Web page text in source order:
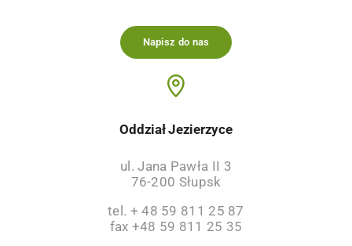
Napisz do nas
Oddział Jezierzyce
ul. Jana Pawła II 3
76-200 Słupsk
tel. + 48 59 811 25 87
fax +48 59 811 25 35